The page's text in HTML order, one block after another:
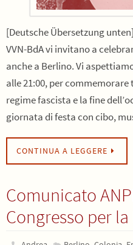
[Deutsche Übersetzung
VVN-BdA vi invitano a
anche a Berlino. Vi
alle 21:00, per
regime fascista e la fine
giornata di festa con cibo,
CONTINUA A LEGGERE
Comunicato
Congresso per